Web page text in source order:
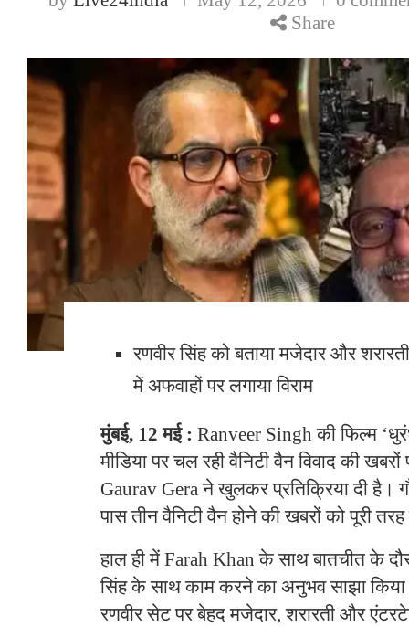
Share
रणवीर सिंह को बताया मजेदार और
में अफवाहों पर लगाया विराम
मुंबई, 12 मई : Ranveer Singh की फिल्म
मीडिया पर चल रही वैनिटी वैन विवाद की
Gaurav Gera ने खुलकर प्रतिक्रिया दी है।
पास तीन वैनिटी वैन होने की खबरों को पूरी
हाल ही में Farah Khan के साथ बातचीत के
सिंह के साथ काम करने का अनुभव साझा
रणवीर सेट पर बेहद मजेदार, शरारती और